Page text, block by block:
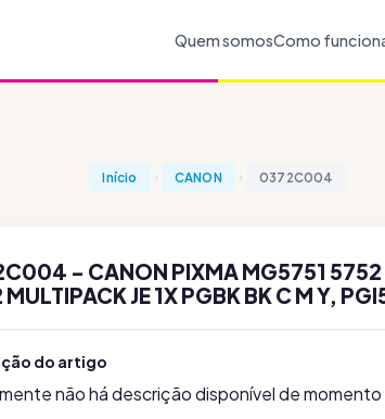
Quem somosComo
Início CANON 0372C004
- CANON PIXMA MG5751
JE 1X PGBK BK C M Y,
do artigo
não há descrição disponível de momento